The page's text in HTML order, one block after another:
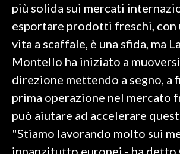
più solida sui mercati
esportare prodotti freschi, con
vita a scaffale, è una sfida, ma
Montello ha iniziato a
direzione mettendo a segno, a
prima operazione nel mercato
può aiutare ad accelerare
"Stiamo lavorando molto sui
innanzitutto europei - ha detto